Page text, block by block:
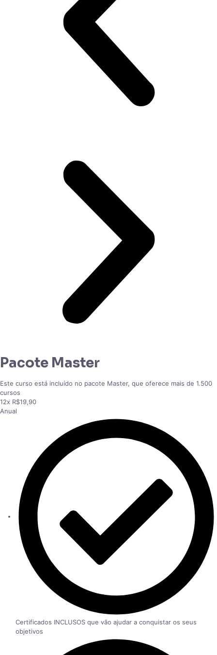
Pacote Master
Este curso está incluído no pacote Master, que oferece mais de 1.500
cursos
12x R$19,90
Anual
Certificados INCLUSOS que vão ajudar a conquistar os seus
objetivos